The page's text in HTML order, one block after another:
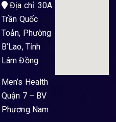
Địa chỉ: 30A
Trần Quốc
Toản, Phường
B’Lao, Tỉnh
Lâm Đồng
Men’s Health
Quận 7 – BV
Phương Nam